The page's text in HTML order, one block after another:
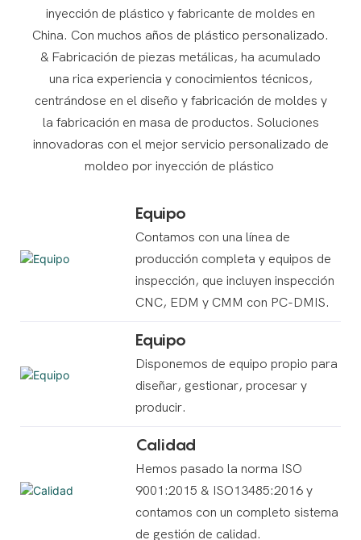
inyección de plástico y fabricante de moldes en
China. Con muchos años de plástico personalizado.
& Fabricación de piezas metálicas, ha acumulado
una rica experiencia y conocimientos técnicos,
centrándose en el diseño y fabricación de moldes y
la fabricación en masa de productos. Soluciones
innovadoras con el mejor servicio personalizado de
moldeo por inyección de plástico
Equipo
Contamos con una línea de
producción completa y equipos de
inspección, que incluyen inspección
CNC, EDM y CMM con PC-DMIS.
Equipo
Disponemos de equipo propio para
diseñar, gestionar, procesar y
producir.
Calidad
Hemos pasado la norma ISO
9001:2015 & ISO13485:2016 y
contamos con un completo sistema
de gestión de calidad.